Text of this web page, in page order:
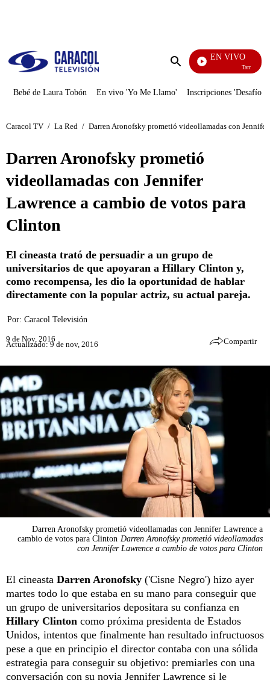
Enviar
EN VIVO
También
Bebé de Laura Tobón En vivo 'Yo Me Llamo' Inscripciones 'Desafío'
Caracol TV / La Red / Darren Aronofsky prometió videollamadas con
Darren Aronofsky prometió
videollamadas con Jennifer
Lawrence a cambio de votos para
Clinton
El cineasta trató de persuadir a un grupo de
universitarios de que apoyaran a Hillary Clinton y,
como recompensa, les dio la oportunidad de hablar
directamente con la popular actriz, su actual pareja.
Por: Caracol Televisión
9 de Nov, 2016
Actualizado: 9 de nov, 2016 Compartir
Darren Aronofsky prometió videollamadas con Jennifer Lawrence a
cambio de votos para Clinton Darren Aronofsky prometió videollamadas
con Jennifer Lawrence a cambio de votos para Clinton
El cineasta Darren Aronofsky ('Cisne Negro') hizo ayer
martes todo lo que estaba en su mano para conseguir que
un grupo de universitarios depositara su confianza en
Hillary Clinton como próxima presidenta de Estados
Unidos, intentos que finalmente han resultado infructuosos
pese a que en principio el director contaba con una sólida
estrategia para conseguir su objetivo: premiarles con una
conversación con su novia Jennifer Lawrence si le